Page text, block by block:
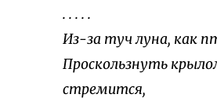
. . . . .
Из-за туч луна, как
Проскользнуть
стремится,